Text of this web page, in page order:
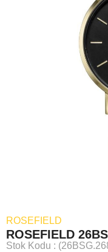
ROSEFIELD
ROSEFIELD
Stok Kodu